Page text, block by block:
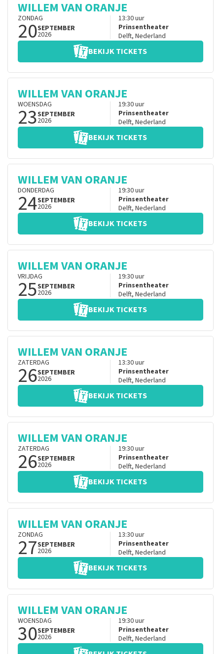
WILLEM VAN ORANJE
ZONDAG
20SEPTEMBER
2026
13:30uur
Prinsentheater
Delft, Nederland
BEKIJK TICKETS
WILLEM VAN ORANJE
WOENSDAG
23SEPTEMBER
2026
19:30uur
Prinsentheater
Delft, Nederland
BEKIJK TICKETS
WILLEM VAN ORANJE
DONDERDAG
24SEPTEMBER
2026
19:30uur
Prinsentheater
Delft, Nederland
BEKIJK TICKETS
WILLEM VAN ORANJE
VRIJDAG
25SEPTEMBER
2026
19:30uur
Prinsentheater
Delft, Nederland
BEKIJK TICKETS
WILLEM VAN ORANJE
ZATERDAG
26SEPTEMBER
2026
13:30uur
Prinsentheater
Delft, Nederland
BEKIJK TICKETS
WILLEM VAN ORANJE
ZATERDAG
26SEPTEMBER
2026
19:30uur
Prinsentheater
Delft, Nederland
BEKIJK TICKETS
WILLEM VAN ORANJE
ZONDAG
27SEPTEMBER
2026
13:30uur
Prinsentheater
Delft, Nederland
BEKIJK TICKETS
WILLEM VAN ORANJE
WOENSDAG
30SEPTEMBER
2026
19:30uur
Prinsentheater
Delft, Nederland